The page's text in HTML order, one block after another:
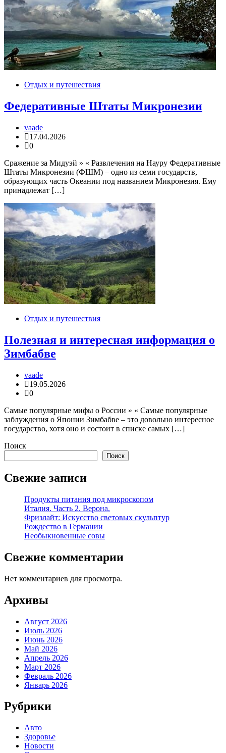
Отдых и путешествия
Федеративные Штаты Микронезии
vaade
17.04.2026
0
Сражение за Мидуэй » « Развлечения на Науру Федеративные
Штаты Микронезии (ФШМ) – одно из семи государств,
образующих часть Океании под названием Микронезия. Ему
принадлежат […]
Отдых и путешествия
Полезная и интересная информация о
Зимбабве
vaade
19.05.2026
0
Самые популярные мифы о России » « Самые популярные
заблуждения о Японии Зимбабве – это довольно интересное
государство, хотя оно и состоит в списке самых […]
Поиск
Поиск
Свежие записи
Продукты питания под микроскопом
Италия. Часть 2. Верона.
Фризлайт: Искусство световых скульптур
Рождество в Германии
Необыкновенные совы
Свежие комментарии
Нет комментариев для просмотра.
Архивы
Август 2026
Июль 2026
Июнь 2026
Май 2026
Апрель 2026
Март 2026
Февраль 2026
Январь 2026
Рубрики
Авто
Здоровье
Новости